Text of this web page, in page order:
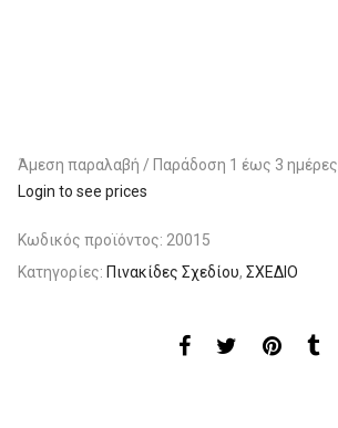
Άμεση παραλαβή / Παράδoση 1 έως 3 ημέρες
Login to see prices
Κωδικός προϊόντος: 20015
Κατηγορίες: Πινακίδες Σχεδίου, ΣΧΕΔΙΟ